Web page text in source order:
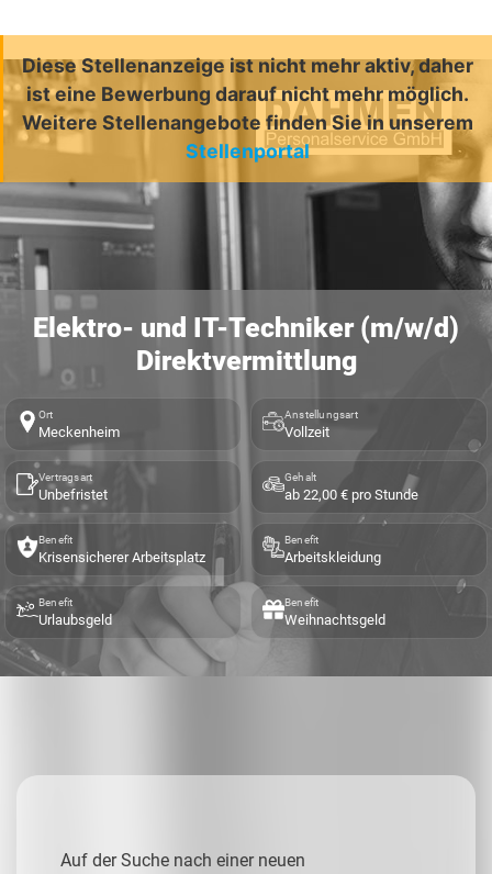
Diese Stellenanzeige ist nicht mehr aktiv, daher
ist eine Bewerbung darauf nicht mehr möglich.
Weitere Stellenangebote finden Sie in unserem
Stellenportal
Elektro- und IT-Techniker (m/w/d)
Direktvermittlung
Ort
Meckenheim
Anstellungsart
Vollzeit
Vertragsart
Unbefristet
Gehalt
ab 22,00 € pro Stunde
Benefit
Krisensicherer Arbeitsplatz
Benefit
Arbeitskleidung
Benefit
Urlaubsgeld
Benefit
Weihnachtsgeld
Auf der Suche nach einer neuen